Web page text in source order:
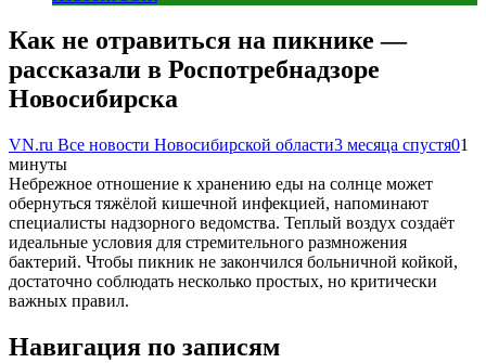
Как не отравиться на пикнике —
рассказали в Роспотребнадзоре
Новосибирска
VN.ru Все новости Новосибирской области3 месяца спустя01
минуты
Небрежное отношение к хранению еды на солнце может
обернуться тяжёлой кишечной инфекцией, напоминают
специалисты надзорного ведомства. Теплый воздух создаёт
идеальные условия для стремительного размножения
бактерий. Чтобы пикник не закончился больничной койкой,
достаточно соблюдать несколько простых, но критически
важных правил.
Навигация по записям